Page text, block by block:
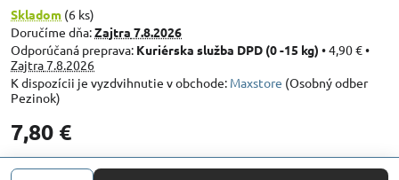
Skladom (6 ks)
Doručíme dňa:Zajtra 7.8.2026
Kuriérska služba DPD (0 -15 kg) •4,90 €•
Zajtra7.8.2026
Maxstore (Osobný odber
Pezinok)
7,80 €